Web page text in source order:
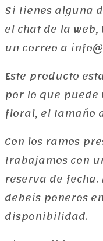
Si tienes alguna
el chat de la
un correo a
Este producto
por lo que
floral, el tamaño
Con los ramos
trabajamos con
reserva de
debeis poneros
disponibilidad.